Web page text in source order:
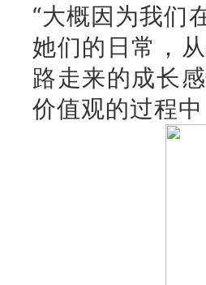
“大概因为我们
她们的日常，
路走来的成长
价值观的过程